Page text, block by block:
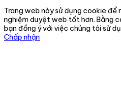
Trang web này sử dụng cookie để
nghiệm duyệt web tốt hơn. Bằng
bạn đồng ý với việc chúng tôi sử
Chấp nhận